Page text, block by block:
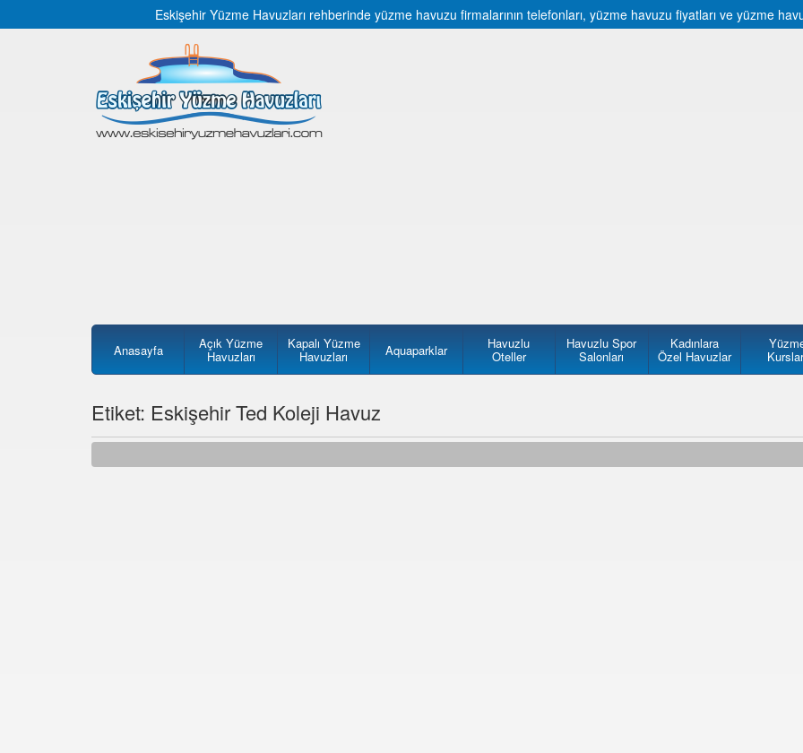
Eskişehir Yüzme Havuzları rehberinde yüzme havuzu firmalarının telefonları, yüzme havuzu fiyatları ve yüzme
Anasayfa Açık Yüzme
Havuzları
Kapalı Yüzme
Havuzları Aquaparklar Havuzlu
Oteller
Havuzlu Spor
Salonları
Kadınlara
Özel Havuzlar
Etiket: Eskişehir Ted Koleji Havuz